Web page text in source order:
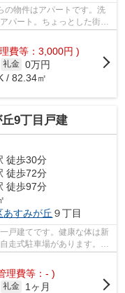
の物件はアパートです。洗
パート。ちょっとした街並
費等：3,000円 )
礼金 0万円
/ 82.34㎡
9丁目戸建
徒歩30分
徒歩72分
徒歩97分
あすみが丘 ９丁目
戸建てです。健康な体は新
走式駐車場があります。こ
理費等：- )
礼金
1ヶ月